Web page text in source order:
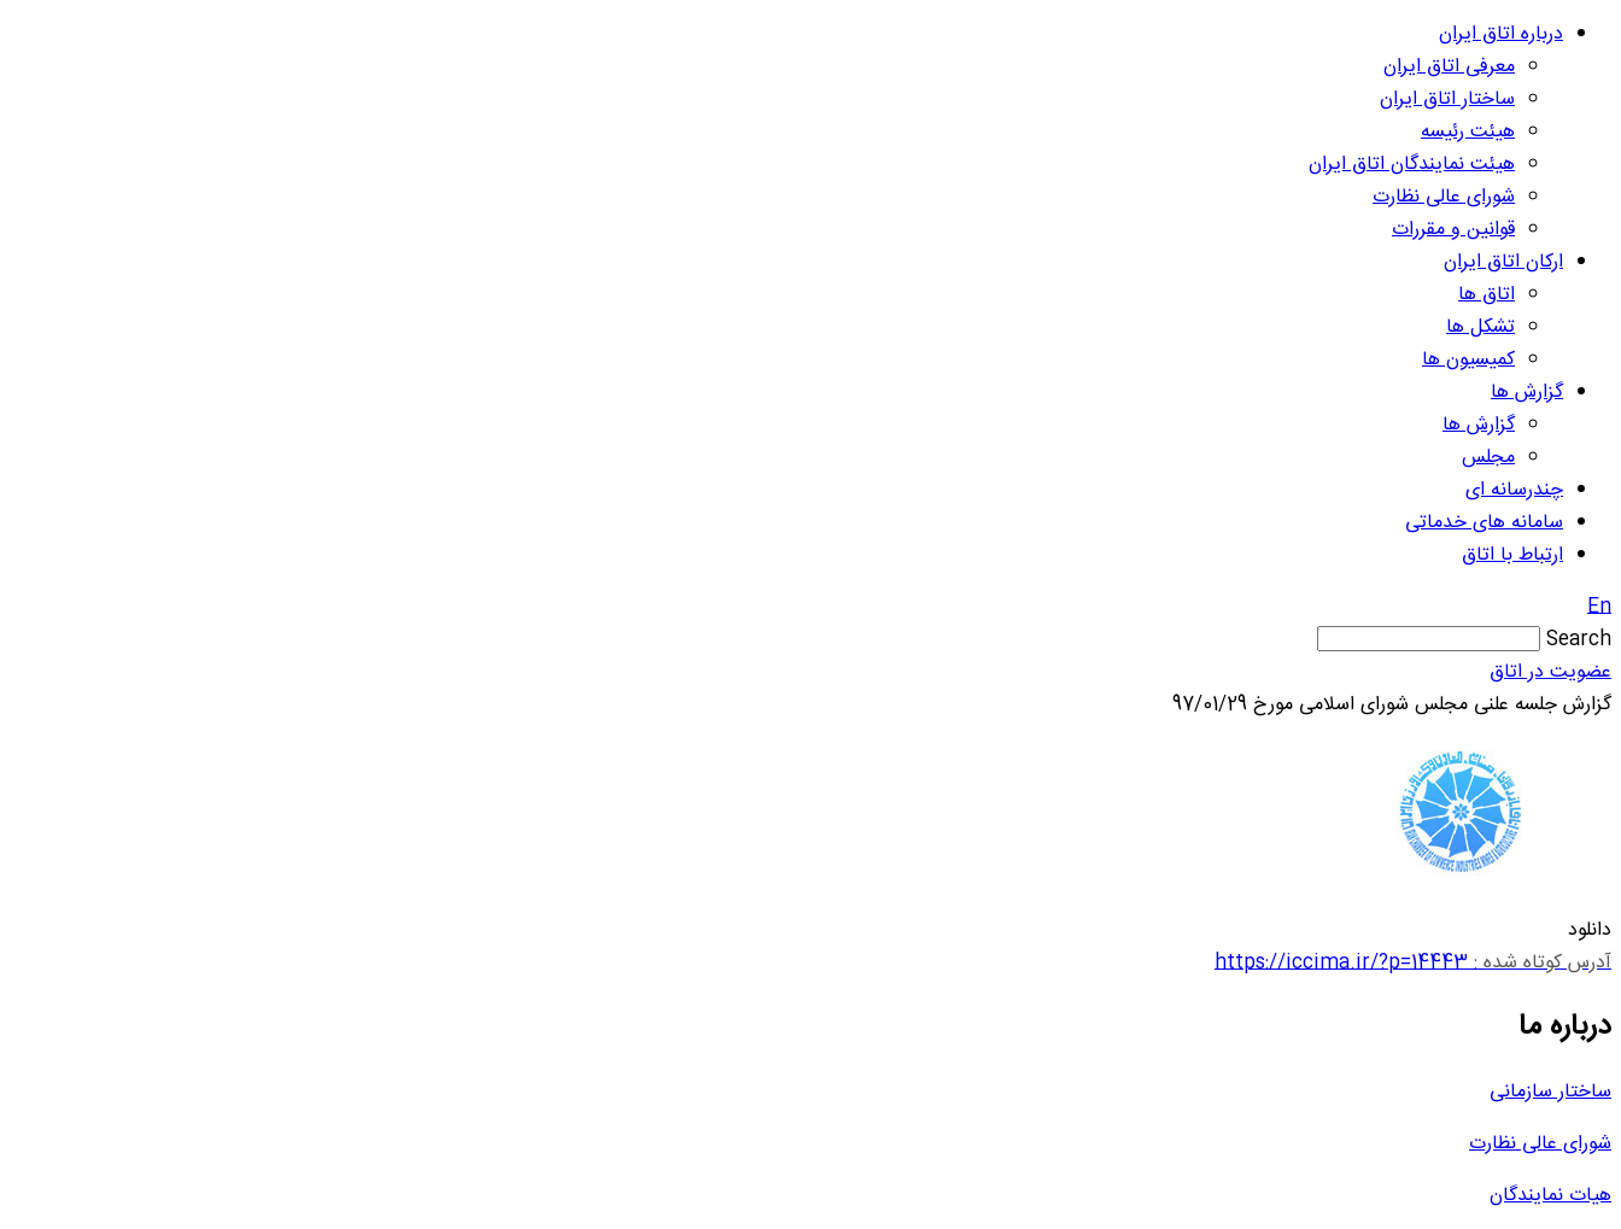
درباره اتاق ایران
معرفی اتاق ایران
ساختار اتاق ایران
هیئت رئیسه
هیئت نمایندگان اتاق ایران
شورای عالی نظارت
قوانین و مقررات
ارکان اتاق ایران
اتاق ها
تشکل ها
کمیسیون ها
گزارش ها
گزارش ها
مجلس
چندرسانه ای
سامانه های خدماتی
ارتباط با اتاق
En
Search
عضویت در اتاق
گزارش جلسه علنی مجلس شورای اسلامی مورخ 97/01/29
دانلود
آدرس کوتاه شده :https://iccima.ir/?p=14443
درباره ما
ساختار سازمانی
شورای عالی نظارت
هیات نمایندگان